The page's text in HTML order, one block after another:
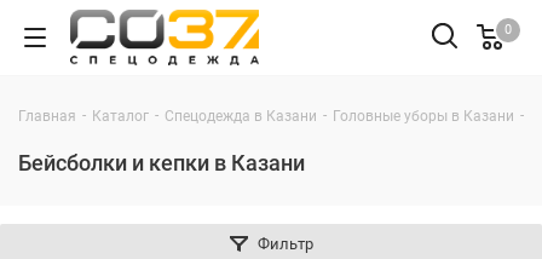
0
Главная - Каталог - Спецодежда в Казани - Головные уборы в Казани -
Бейсболки и кепки в Казани
Фильтр